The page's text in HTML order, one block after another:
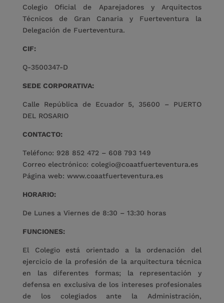
Colegio Oficial de Aparejadores y Arquitectos
Técnicos de Gran Canaria y Fuerteventura la
Delegación de Fuerteventura.
CIF:
Q-3500347-D
SEDE CORPORATIVA:
Calle República de Ecuador 5, 35600 – PUERTO
DEL ROSARIO
CONTACTO:
Teléfono: 928 852 472 – 608 793 149
Correo electrónico: colegio@coaatfuerteventura.es
Página web: www.coaatfuerteventura.es
HORARIO:
De Lunes a Viernes de 8:30 – 13:30 horas
FUNCIONES:
El Colegio está orientado a la ordenación del
ejercicio de la profesión de la arquitectura técnica
en las diferentes formas; la representación y
defensa en exclusiva de los intereses profesionales
de los colegiados ante la Administración,